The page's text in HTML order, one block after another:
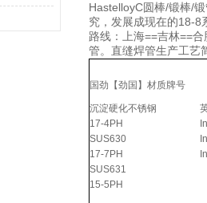
HastelloyC圆棒/锻棒/
究，发展成现在的18-
路线：上海==吉林==
管。直缝焊管生产工艺
国劲【劲国】材质牌号
沉淀硬化不锈钢
17-4PH
SUS630
17-7PH
SUS631
15-5PH